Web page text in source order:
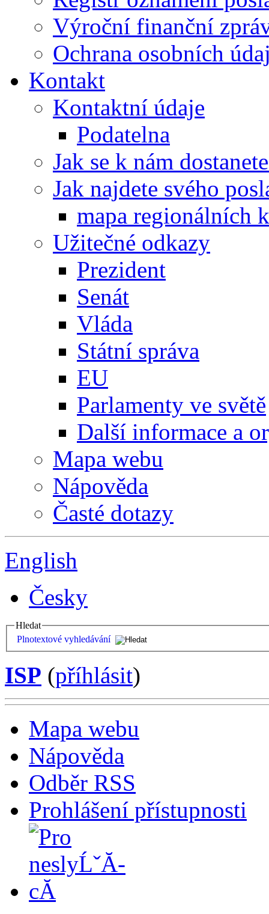
Výroční finanční
Ochrana osobních
Kontakt
Kontaktní údaje
Podatelna
Jak se k nám
Jak najdete svého
mapa regionálních
Užitečné odkazy
Prezident
Senát
Vláda
Státní správa
EU
Parlamenty ve světě
Další informace a
Mapa webu
Nápověda
Časté dotazy
English
Česky
Hledat
Plnotextové vyhledávání
ISP (příhlásit)
Mapa webu
Nápověda
Odběr RSS
Prohlášení přístupnosti